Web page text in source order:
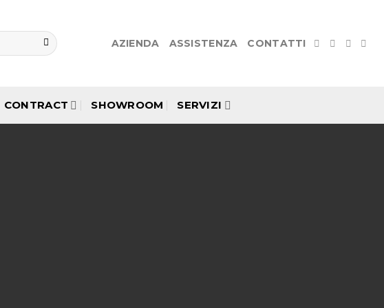
AZIENDA ASSISTENZA CONTATTI
CONTRACT SHOWROOM SERVIZI